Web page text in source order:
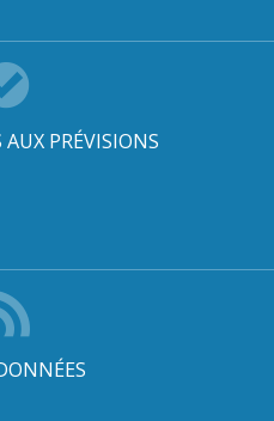
PRÉVISIONS